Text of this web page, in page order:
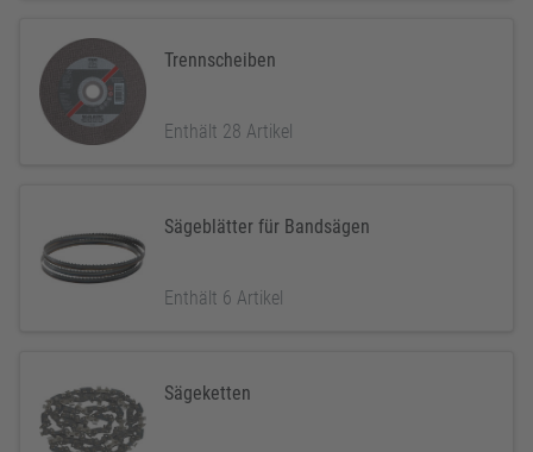
Trennscheiben
Enthält 28 Artikel
Sägeblätter für Bandsägen
Enthält 6 Artikel
Sägeketten